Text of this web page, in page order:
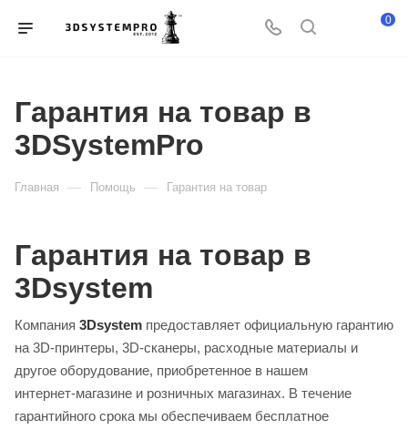
0
Гарантия на товар в
3DSystemPro
Главная — Помощь — Гарантия на товар
Гарантия на товар в
3Dsystem
Компания 3Dsystem предоставляет официальную гарантию
на 3D‑принтеры, 3D‑сканеры, расходные материалы и
другое оборудование, приобретенное в нашем
интернет‑магазине и розничных магазинах. В течение
гарантийного срока мы обеспечиваем бесплатное